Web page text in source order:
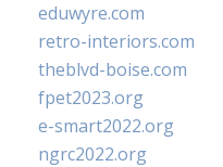
eduwyre.com
retro-interiors.com
theblvd-boise.com
fpet2023.org
e-smart2022.org
ngrc2022.org